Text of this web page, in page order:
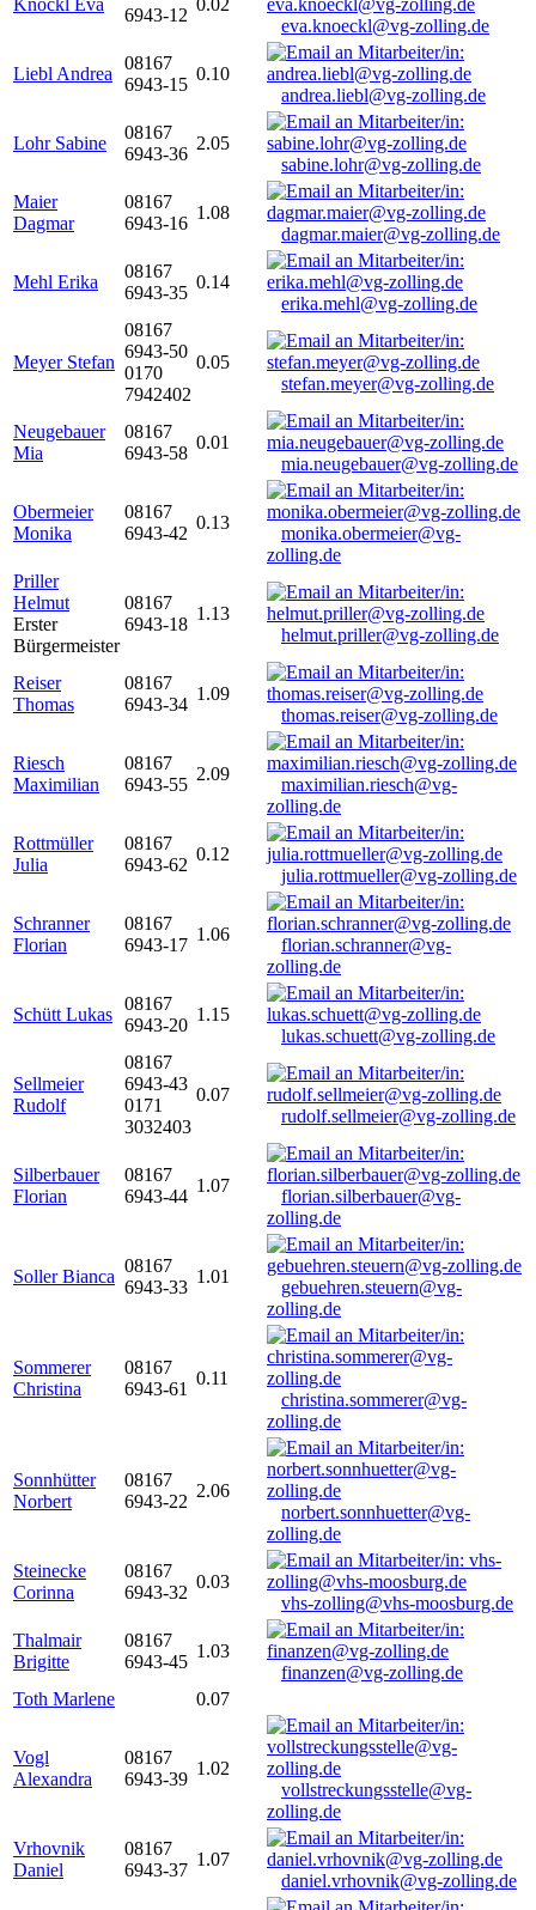
Knöckl Eva
6943-12
0.02
eva.knoeckl@vg-zolling.de
Liebl Andrea
08167
6943-15
0.10
andrea.liebl@vg-zolling.de
Lohr Sabine
08167
6943-36
2.05
sabine.lohr@vg-zolling.de
Maier
Dagmar
08167
6943-16
1.08
dagmar.maier@vg-zolling.de
Mehl Erika
08167
6943-35
0.14
erika.mehl@vg-zolling.de
Meyer Stefan
08167
6943-50
0170
7942402
0.05
stefan.meyer@vg-zolling.de
Neugebauer
Mia
08167
6943-58
0.01
mia.neugebauer@vg-zolling.de
Obermeier
Monika
08167
6943-42
0.13
monika.obermeier@vg-
zolling.de
Priller
Helmut
Erster
Bürgermeister
08167
6943-18
1.13
helmut.priller@vg-zolling.de
Reiser
Thomas
08167
6943-34
1.09
thomas.reiser@vg-zolling.de
Riesch
Maximilian
08167
6943-55
2.09
maximilian.riesch@vg-
zolling.de
Rottmüller
Julia
08167
6943-62
0.12
julia.rottmueller@vg-zolling.de
Schranner
Florian
08167
6943-17
1.06
florian.schranner@vg-
zolling.de
Schütt Lukas
08167
6943-20
1.15
lukas.schuett@vg-zolling.de
Sellmeier
Rudolf
08167
6943-43
0171
3032403
0.07
rudolf.sellmeier@vg-zolling.de
Silberbauer
Florian
08167
6943-44
1.07
florian.silberbauer@vg-
zolling.de
Soller Bianca
08167
6943-33
1.01
gebuehren.steuern@vg-
zolling.de
Sommerer
Christina
08167
6943-61
0.11
christina.sommerer@vg-
zolling.de
Sonnhütter
Norbert
08167
6943-22
2.06
norbert.sonnhuetter@vg-
zolling.de
Steinecke
Corinna
08167
6943-32
0.03
vhs-zolling@vhs-moosburg.de
Thalmair
Brigitte
08167
6943-45
1.03
finanzen@vg-zolling.de
Toth Marlene
0.07
Vogl
Alexandra
08167
6943-39
1.02
vollstreckungsstelle@vg-
zolling.de
Vrhovnik
Daniel
08167
6943-37
1.07
daniel.vrhovnik@vg-zolling.de